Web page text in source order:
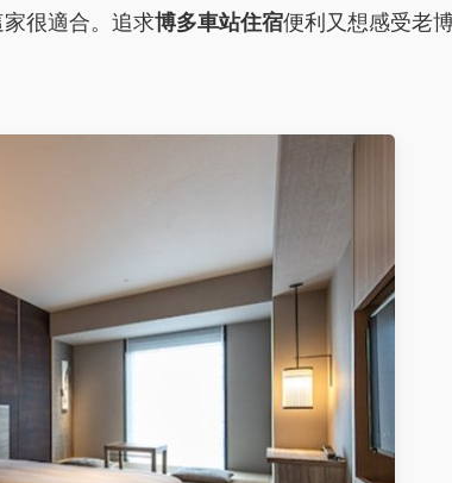
很適合。追求博多車站住宿便利又想感受老